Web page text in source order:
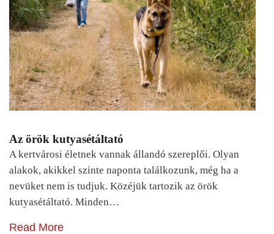
Az örök kutyasétáltató
A kertvárosi életnek vannak állandó szereplői. Olyan
alakok, akikkel szinte naponta találkozunk, még ha a
nevüket nem is tudjuk. Közéjük tartozik az örök
kutyasétáltató. Minden…
Read More